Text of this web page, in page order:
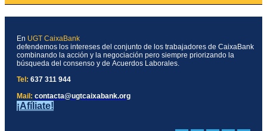
En UGT CaixaBank
defendemos los intereses del conjunto de los trabajadores de CaixaBank
combinando la acción y la negociación pero siempre priorizando la
búsqueda del consenso y de Acuerdos Laborales.
Tel: 637 311 944
Mail: contacta@ugtcaixabank.org
¡Afíliate!